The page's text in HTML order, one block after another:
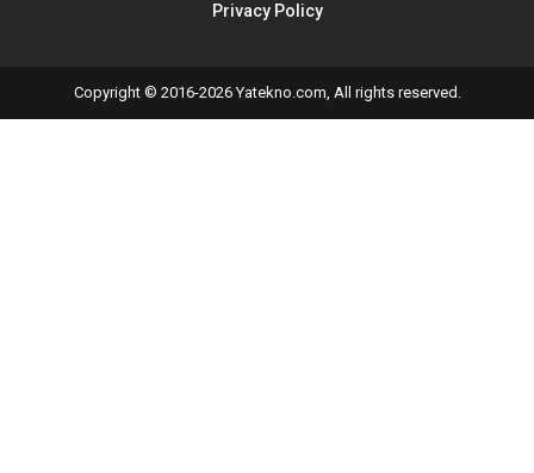
Privacy Policy
Copyright © 2016-2026 Yatekno.com, All rights reserved.